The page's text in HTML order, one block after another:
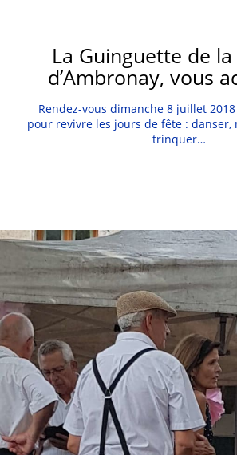
La Guinguette de
d’Ambronay, vous
Rendez-vous dimanche 8 juillet
pour revivre les jours de fête : danser,
trinquer…